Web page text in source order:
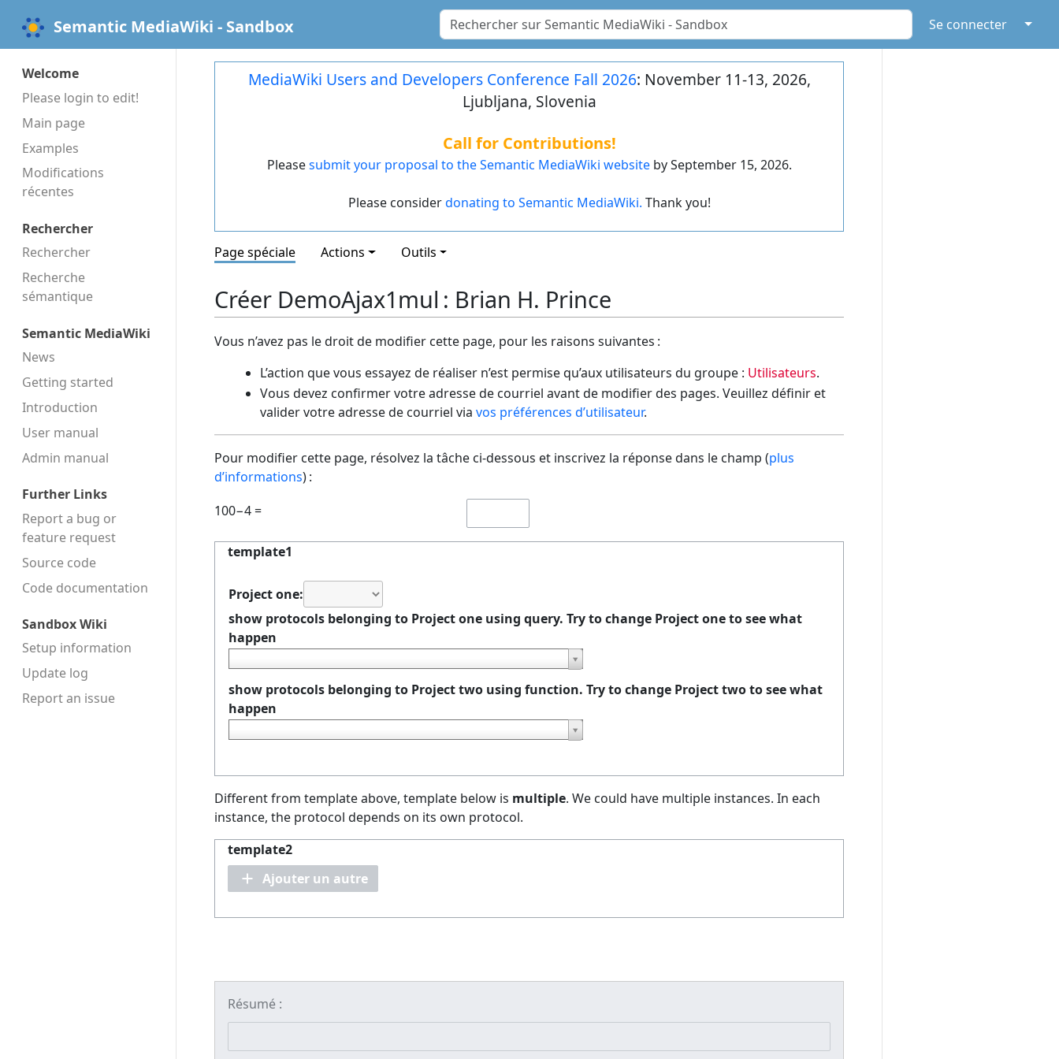
Semantic MediaWiki - Sandbox Se connecter ↓
Welcome
Please login to edit!
Main page
Examples
Modifications
récentes
Rechercher
Rechercher
Recherche
sémantique
Semantic MediaWiki
News
Getting started
Introduction
User manual
Admin manual
Further Links
Report a bug or
feature request
Source code
Code docu­mentation
Sandbox Wiki
Setup information
Update log
Report an issue
MediaWiki Users and Developers Conference Fall 2026: November 11-13, 2026,
Ljubljana, Slovenia
Call for Contributions!
Pleasesubmit your proposal to the Semantic MediaWiki websiteby September 15, 2026.
Please considerdonating to Semantic MediaWiki. Thank you!
Page spéciale Actions Outils
Créer DemoAjax1mul : Brian H. Prince
Vous n’avez pas le droit de modifier cette page, pour les raisons suivantes :
L’action que vous essayez de réaliser n’est permise qu’aux utilisateurs du groupe : Utilisateurs.
Vous devez confirmer votre adresse de courriel avant de modifier des pages. Veuillez définir et
valider votre adresse de courriel via vos préférences d’utilisateur.
Pour modifier cette page, résolvez la tâche ci-dessous et inscrivez la réponse dans le champ (plus
d’informations) :
100−4 =
template1
Project one:
show protocols belonging to Project one using query. Try to change Project one to see what
happen
show protocols belonging to Project two using function. Try to change Project two to see what
happen
Different from template above, template below is multiple. We could have multiple instances. In each
instance, the protocol depends on its own protocol.
template2
Ajouter un autre
Résumé :